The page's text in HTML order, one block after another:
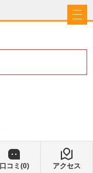
口コミ(0) アクセス